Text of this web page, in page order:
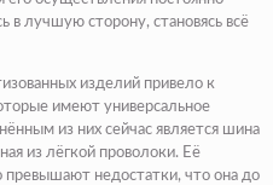
в лучшую сторону, становясь всё
изделий привело к
имеют универсальное
из них сейчас является шина
из лёгкой проволоки. Её
превышают недостатки, что она до